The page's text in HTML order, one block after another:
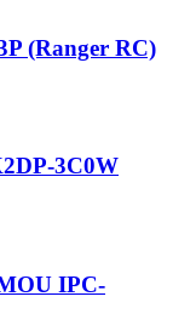
(Ranger RC)
3C0W
IPC-